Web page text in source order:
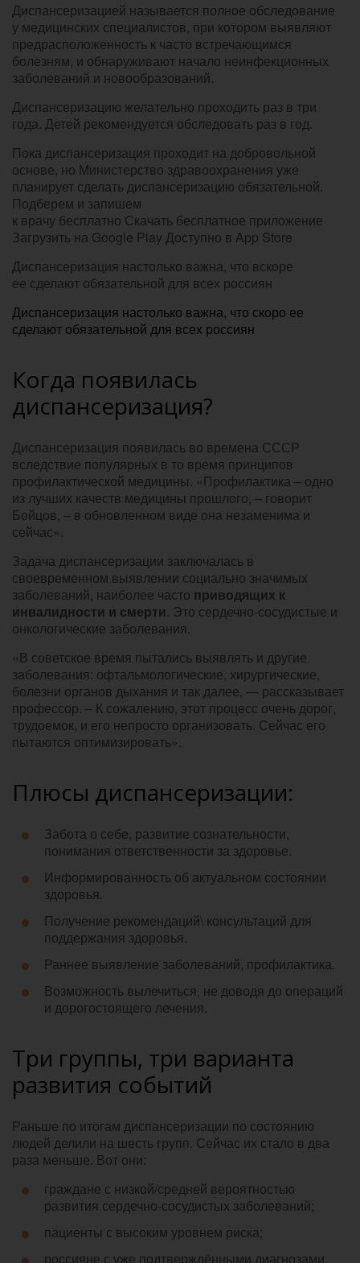
Диспансеризацией называется полное обследование
у медицинских специалистов, при котором выявляют
предрасположенность к часто встречающимся
болезням, и обнаруживают начало неинфекционных
заболеваний и новообразований.
Диспансеризацию желательно проходить раз в три
года. Детей рекомендуется обследовать раз в год.
Пока диспансеризация проходит на добровольной
основе, но Министерство здравоохранения уже
планирует сделать диспансеризацию обязательной.
Подберем и запишем
к врачу бесплатно Скачать бесплатное приложение
Загрузить на Google Play Доступно в App Store
Диспансеризация настолько важна, что вскоре
ее сделают обязательной для всех россиян
Диспансеризация настолько важна, что скоро ее
сделают обязательной для всех россиян
Когда появилась
диспансеризация?
Диспансеризация появилась во времена СССР
вследствие популярных в то время принципов
профилактической медицины. «Профилактика – одно
из лучших качеств медицины прошлого, – говорит
Бойцов, – в обновленном виде она незаменима и
сейчас».
Задача диспансеризации заключалась в
своевременном выявлении социально значимых
заболеваний, наиболее часто приводящих к
инвалидности и смерти. Это сердечно-сосудистые и
онкологические заболевания.
«В советское время пытались выявлять и другие
заболевания: офтальмологические, хирургические,
болезни органов дыхания и так далее, — рассказывает
профессор. – К сожалению, этот процесс очень дорог,
трудоемок, и его непросто организовать. Сейчас его
пытаются оптимизировать».
Плюсы диспансеризации:
Забота о себе, развитие сознательности,
понимания ответственности за здоровье.
Информированность об актуальном состоянии
здоровья.
Получение рекомендаций\ консультаций для
поддержания здоровья.
Раннее выявление заболеваний, профилактика.
Возможность вылечиться, не доводя до операций
и дорогостоящего лечения.
Три группы, три варианта
развития событий
Раньше по итогам диспансеризации по состоянию
людей делили на шесть групп. Сейчас их стало в два
раза меньше. Вот они:
граждане с низкой/средней вероятностью
развития сердечно-сосудистых заболеваний;
пациенты с высоким уровнем риска;
россияне с уже подтверждёнными диагнозами,